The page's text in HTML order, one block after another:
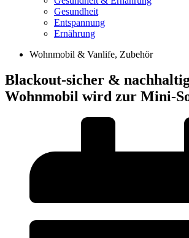
Gesundheit
Entspannung
Ernährung
Wohnmobil & Vanlife, Zubehör
Blackout-sicher &
Wohnmobil wird zur Mini-